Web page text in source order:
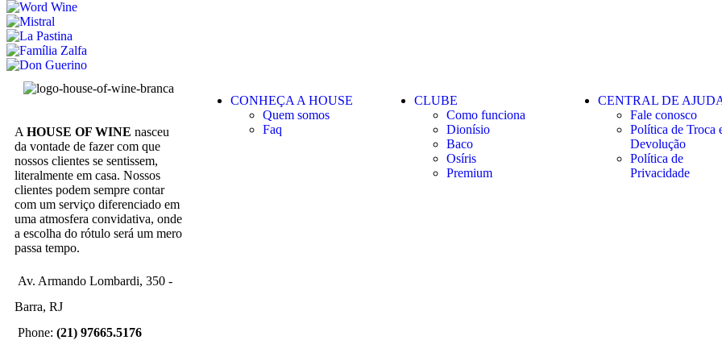
A HOUSE OF WINE nasceu
da vontade de fazer com que
nossos clientes se sentissem,
literalmente em casa. Nossos
clientes podem sempre contar
com um serviço diferenciado em
uma atmosfera convidativa, onde
a escolha do rótulo será um mero
passa tempo.
Av. Armando Lombardi, 350 -
Barra, RJ
Phone: (21) 97665.5176
CONHEÇA A HOUSE
Quem somos
Faq
CLUBE
Como funciona
Dionísio
Baco
Osíris
Premium
CENTRAL DE
Fale conosco
Política de Troca
Devolução
Política de
Privacidade